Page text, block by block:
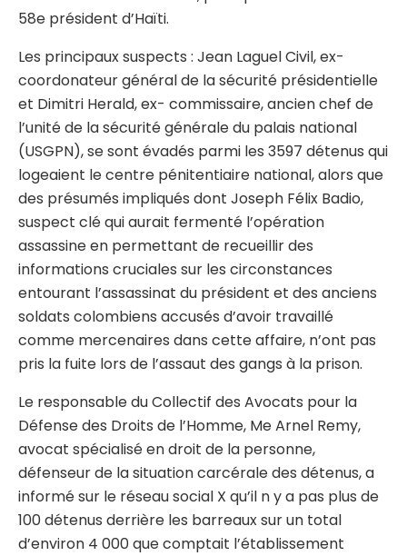
58e président d’Haïti.
Les principaux suspects : Jean Laguel Civil, ex-
coordonateur général de la sécurité présidentielle
et Dimitri Herald, ex- commissaire, ancien chef de
l’unité de la sécurité générale du palais national
(USGPN), se sont évadés parmi les 3597 détenus qui
logeaient le centre pénitentiaire national, alors que
des présumés impliqués dont Joseph Félix Badio,
suspect clé qui aurait fermenté l’opération
assassine en permettant de recueillir des
informations cruciales sur les circonstances
entourant l’assassinat du président et des anciens
soldats colombiens accusés d’avoir travaillé
comme mercenaires dans cette affaire, n’ont pas
pris la fuite lors de l’assaut des gangs à la prison.
Le responsable du Collectif des Avocats pour la
Défense des Droits de l’Homme, Me Arnel Remy,
avocat spécialisé en droit de la personne,
défenseur de la situation carcérale des détenus, a
informé sur le réseau social X qu’il n y a pas plus de
100 détenus derrière les barreaux sur un total
d’environ 4 000 que comptait l’établissement